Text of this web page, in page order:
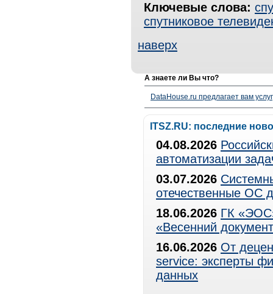
Ключевые слова:
спутниковое
наверх
А знаете ли Вы что?
DataHouse.ru предлагает вам
ITSZ.RU: последние
04.08.2026
автоматизации
03.07.2026
отечественные ОС
18.06.2026 ГК
«Весенний
16.06.2026 От
service: эксперты
данных